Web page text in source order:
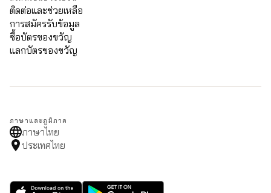
ติดต่อและช่วยเหลือ
การสมัครรับข้อมูล
ซื้อบัตรของขวัญ
แลกบัตรของขวัญ
ภาษาและภูมิภาค
ภาษาไทย
ประเทศไทย